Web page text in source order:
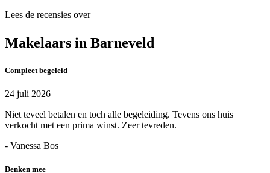
Lees de recensies over
Makelaars in Barneveld
Compleet begeleid
24 juli 2026
Niet teveel betalen en toch alle begeleiding. Tevens ons huis
verkocht met een prima winst. Zeer tevreden.
- Vanessa Bos
Denken mee